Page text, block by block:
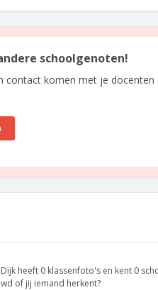
schoolgenoten!
contact komen met je docenten
heeft 0 klassenfoto's en kent 0
of jij iemand herkent?